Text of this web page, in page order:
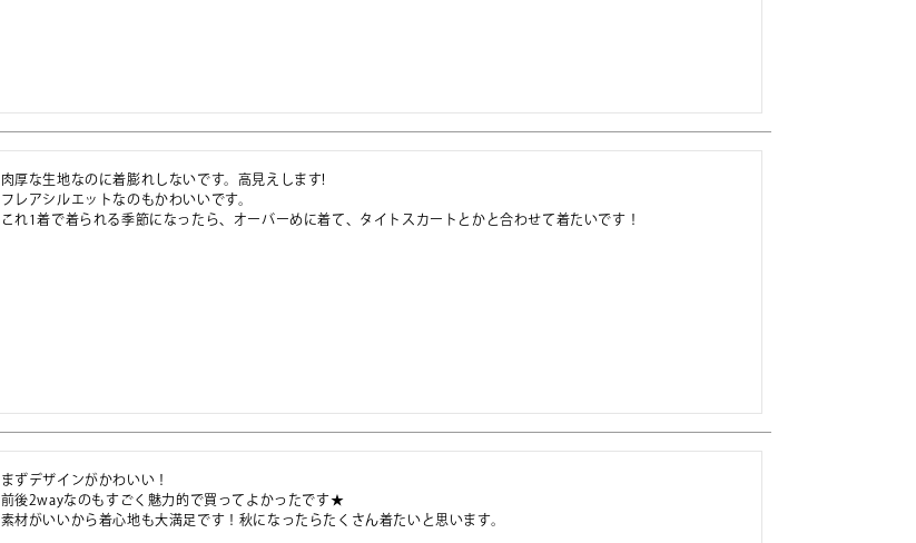
肉厚な生地なのに着膨れしないです。高見えします!
フレアシルエットなのもかわいいです。
これ1着で着られる季節になったら、オーバーめに着て、タイトスカートとかと合わせて着たいです！
まずデザインがかわいい！
前後2wayなのもすごく魅力的で買ってよかったです★
素材がいいから着心地も大満足です！秋になったらたくさん着たいと思います。